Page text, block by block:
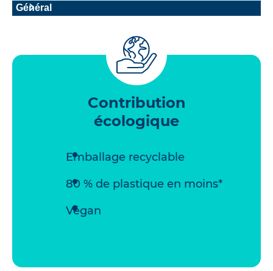
Général
Contribution
écologique
Emballage recyclable
80 % de plastique en moins*
Végan